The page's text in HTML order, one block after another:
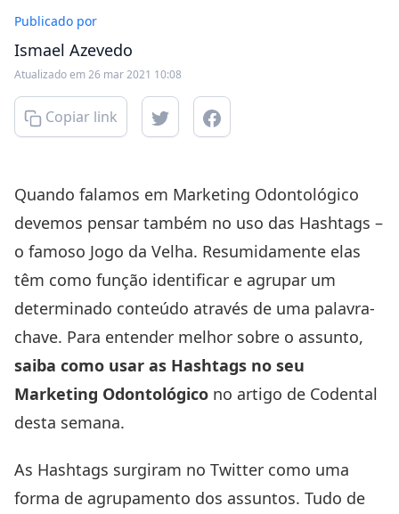
Publicado por
Ismael Azevedo
Atualizado em 26 mar 2021 10:08
Copiar link
Quando falamos em Marketing Odontológico
devemos pensar também no uso das Hashtags –
o famoso Jogo da Velha. Resumidamente elas
têm como função identificar e agrupar um
determinado conteúdo através de uma palavra-
chave. Para entender melhor sobre o assunto,
saiba como usar as Hashtags no seu
Marketing Odontológico no artigo de Codental
desta semana.
As Hashtags surgiram no Twitter como uma
forma de agrupamento dos assuntos. Tudo de